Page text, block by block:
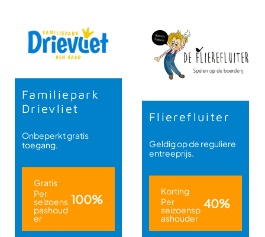
Familiepark
Drievliet
Onbeperkt gratis
toegang.
Gratis
Per
seizoens
pashoud
100%
Flierefluiter
Geldig op de reguliere
entreeprijs.
Korting
Per
seizoensp
ashouder
40%